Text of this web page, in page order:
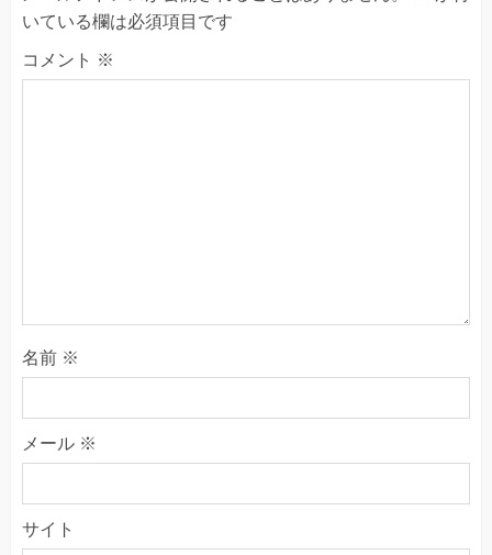
いている欄は必須項目です
コメント ※
名前 ※
メール ※
サイト